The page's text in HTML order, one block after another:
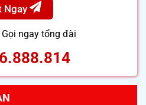
Ngay
Gọi ngay tổng đài